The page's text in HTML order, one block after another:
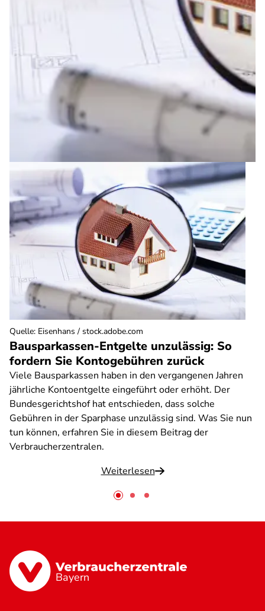
Bausparkassen-Entgelte unzulässig: So
fordern Sie Kontogebühren zurück
Viele Bausparkassen haben in den vergangenen Jahren
jährliche Kontoentgelte eingeführt oder erhöht. Der
Bundesgerichtshof hat entschieden, dass solche
Gebühren in der Sparphase unzulässig sind. Was Sie nun
tun können, erfahren Sie in diesem Beitrag der
Verbraucherzentralen.
Weiterlesen
Quelle: Eisenhans / stock.adobe.com
Bayern